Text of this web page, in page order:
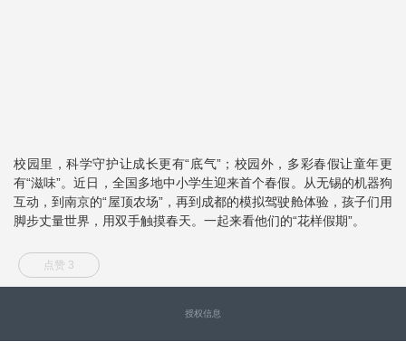
校园里，科学守护让成长更有“底气”；校园外，多彩春假让童年更
有“滋味”。近日，全国多地中小学生迎来首个春假。从无锡的机器狗
互动，到南京的“屋顶农场”，再到成都的模拟驾驶舱体验，孩子们用
脚步丈量世界，用双手触摸春天。一起来看他们的“花样假期”。
点赞 3
授权信息